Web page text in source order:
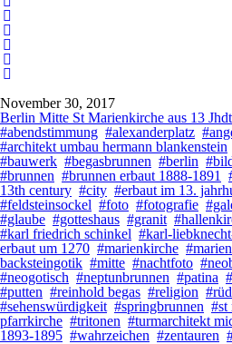
November 30, 2017
Berlin Mitte St Marienkirche aus 13
#abendstimmung #alexanderplatz
#architekt umbau hermann blankenstein
#bauwerk #begasbrunnen #berlin
#brunnen #brunnen erbaut 1888-1891
13th century #city #erbaut im 13.
#feldsteinsockel #foto #fotografie
#glaube #gotteshaus #granit
#karl friedrich schinkel #karl-
erbaut um 1270 #marienkirche
backsteingotik #mitte #nachtfoto
#neogotisch #neptunbrunnen #patina
#putten #reinhold begas #religion
#sehenswürdigkeit #springbrunnen #st
pfarrkirche #tritonen #turmarchitekt
1893-1895 #wahrzeichen #zentauren